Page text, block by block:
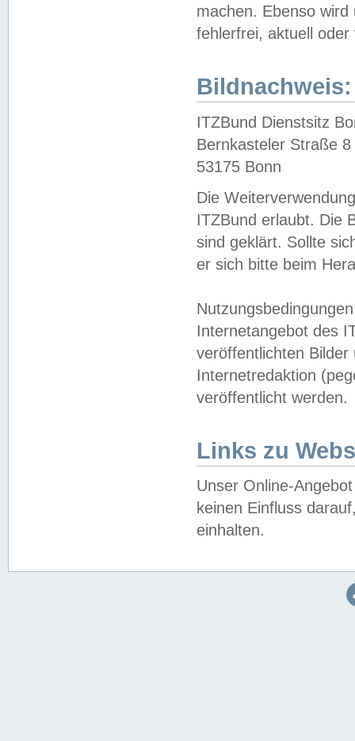
machen. Ebenso
fehlerfrei, aktuell oder
Bildnachweis:
ITZBund Dienstsitz
Bernkasteler Straße 8
53175 Bonn
Die
ITZBund erlaubt. Die
sind geklärt. Sollte
er sich bitte beim
Internetangebot des
veröffentlichten
Internetredaktion
veröffentlicht werden.
Links zu
Unser Online-
keinen Einfluss
einhalten.